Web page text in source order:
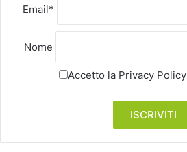
Email*
Nome
Accetto la Privacy Policy